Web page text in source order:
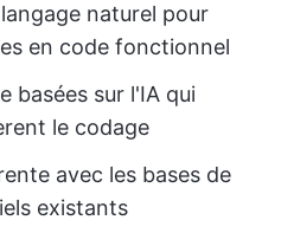
naturel pour
en code fonctionnel
basées sur l'IA qui
le codage
avec les bases de
existants